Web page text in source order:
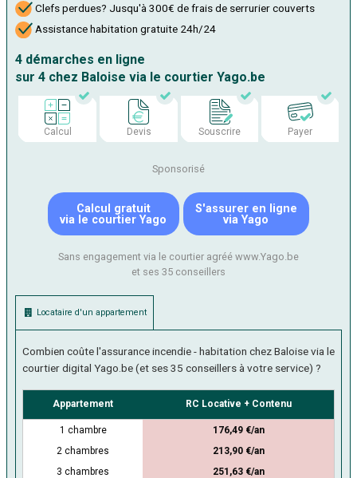
Clefs perdues? Jusqu'à 300€ de frais de serrurier couverts
Assistance habitation gratuite 24h/24
4 démarches en ligne
sur 4 chez Baloise via le courtier Yago.be
Calcul Devis Souscrire Payer
Sponsorisé
Calcul gratuit
via le courtier Yago
S'assurer en ligne
via Yago
Sans engagement via le courtier agréé www.Yago.be
et ses 35 conseillers
Locataire d'un appartement
Combien coûte l'assurance incendie - habitation chez Baloise via le
courtier digital Yago.be (et ses 35 conseillers à votre service) ?
Appartement RC Locative + Contenu
1 chambre
176,49 €/an
2 chambres
213,90 €/an
3 chambres
251,63 €/an